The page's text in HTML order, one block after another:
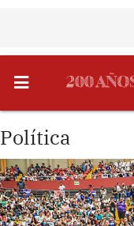
Política